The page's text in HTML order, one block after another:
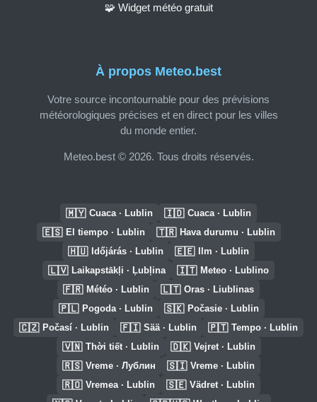
À propos Meteo.best
Votre source incontournable pour des prévisions
météorologiques précises et en direct pour les villes
du monde entier.
Meteo.best © 2026. Tous droits réservés.
🧩 Widget météo gratuit
🇲🇾 Cuaca · Lublin 🇮🇩 Cuaca · Lublin
🇪🇸 El tiempo · Lublin 🇹🇷 Hava durumu · Lublin
🇭🇺 Időjárás · Lublin 🇪🇪 Ilm · Lublin
🇱🇻 Laikapstākļi · Ļubļina 🇮🇹 Meteo · Lublino
🇫🇷 Météo · Lublin 🇱🇹 Oras · Liublinas
🇵🇱 Pogoda · Lublin 🇸🇰 Počasie · Lublin
🇨🇿 Počasí · Lublin 🇫🇮 Sää · Lublin 🇵🇹 Tempo · Lublin
🇻🇳 Thời tiết · Lublin 🇩🇰 Vejret · Lublin
🇷🇸 Vreme · Лублин 🇸🇮 Vreme · Lublin
🇷🇴 Vremea · Lublin 🇸🇪 Vädret · Lublin